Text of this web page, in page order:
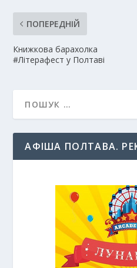
ПОПЕРЕДНІЙ
Книжкова барахолка
#Літерафест у Полтаві
АФІША ПОЛТАВА.